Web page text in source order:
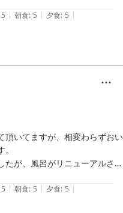
たになく、とてもワクワクし
の引き戸で、鍵も若い方だと
しトイレ、お風呂場は現代的
。洗面は共通ですが、これが廊
、古い日本家屋の廊下＝外で
冬は人によっては厳しく感じる
もありますが、台風だとずぶ濡
になっており、歯を磨きながら
していたのだろうなあと思いを
りますが近寄っては来ません。
ったです。子持ち鮎は予想外で
と思います。しかしちゃんと
存されており、また訪ねたく
とうございました。
5 | 朝食: 5 | 夕食: 5 |
頂いてますが、相変わらずおい
が、風呂がリニューアルされ
。
5 | 朝食: 5 | 夕食: 5 |